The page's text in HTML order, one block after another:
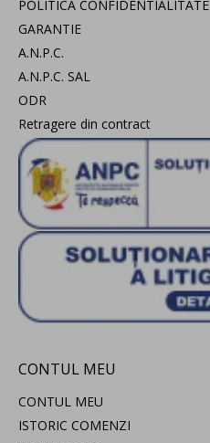
POLITICA CONFIDENTIALITATE
GARANTIE
A.N.P.C.
A.N.P.C. SAL
ODR
Retragere din contract
CONTUL MEU
CONTUL MEU
ISTORIC COMENZI